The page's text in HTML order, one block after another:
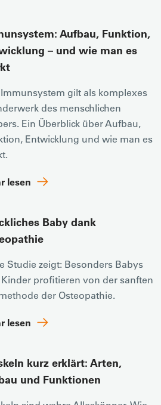
Aufbau, Funktion,
– und wie man es
gilt als komplexes
des menschlichen
Ein Überblick über Aufbau,
Entwicklung und wie man es
lesen
Baby dank
Studie zeigt: Besonders Babys
profitieren von der sanften
der Osteopathie.
lesen
kurz erklärt: Arten,
und Funktionen